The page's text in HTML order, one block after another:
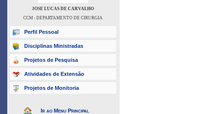
JOSE LUCAS DE CARVALHO
CCM - DEPARTAMENTO DE CIRURGIA
Perfil Pessoal
Disciplinas Ministradas
Projetos de Pesquisa
Atividades de Extensão
Projetos de Monitoria
Ir ao Menu Principal